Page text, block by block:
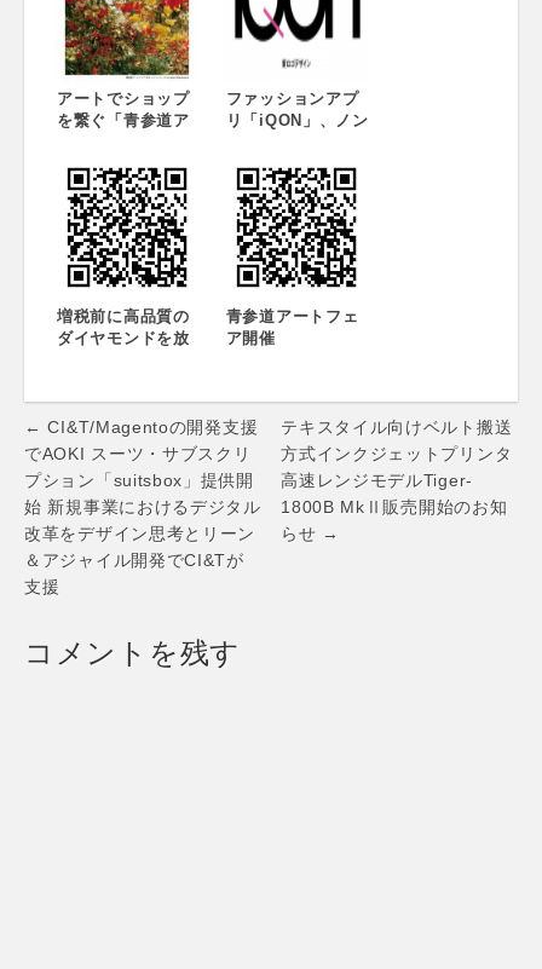
所：表参道駅から
徒歩２分 UPLAシ
ョールーム
アートでショップ
を繋ぐ「青参道ア
Focus
Photography-」メ
インイメージ、デ
ィレクター、参加
ショップ第一弾発
表！2014年10月23
日(木)～10月26日
(日)
ファッションアプ
リ「iQON」、ノン
登録会員数100万人
突破!ロゴを一新
し、年内に200万人
獲得を目指します
増税前に高品質の
ダイヤモンドを放
て展示即売会開催
青参道アートフェ
ア開催
Post
navigation
← CI&T/Magentoの開発支援
でAOKI スーツ・サブスクリ
プション「suitsbox」提供開
始 新規事業におけるデジタル
改革をデザイン思考とリーン
＆アジャイル開発でCI&Tが
支援
テキスタイル向けベルト搬送
方式インクジェットプリンタ
高速レンジモデルTiger-
1800B MkⅡ販売開始のお知
らせ →
コメントを残す